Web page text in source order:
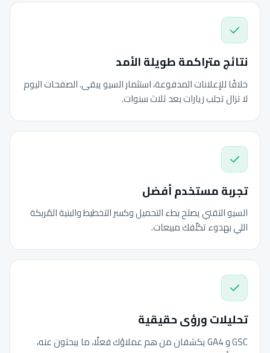
نتائج متراكمة طويلة الأمد
خلافًا للإعلانات المدفوعة، استثمار السيو يبقى. الصفحات اليوم
لا تزال تجلب زيارات بعد ثلاث سنوات.
تجربة مستخدم أفضل
السيو التقني يصلح بطء التحميل وكسر التخطيط والبنية المُربكة
اللي بهدوء تكلّفك مبيعات.
تحليلات ورؤى حقيقية
GSC و GA4 يكشفان من هم عملاؤك فعلًا، ما يبحثون عنه،